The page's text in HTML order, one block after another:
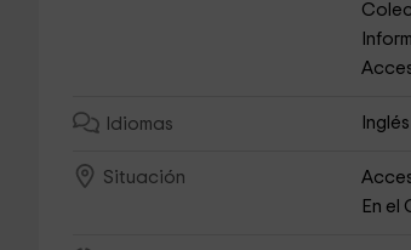
Idiomas Inglés
Situación
En el